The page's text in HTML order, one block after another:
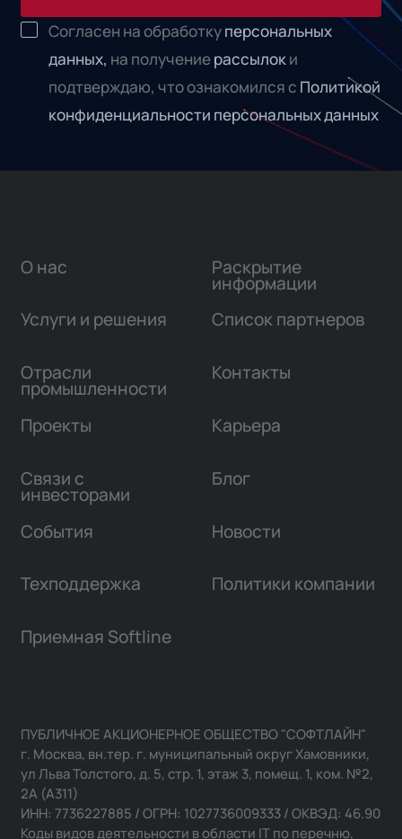
Согласен на обработкуперсональных
данных, на получениерассылоки
подтверждаю, что ознакомился с Политикой
конфиденциальности персональных данных
О нас
Услуги и решения
Отрасли
промышленности
Проекты
Связи с
инвесторами
Раскрытие
информации
Список партнеров
Контакты
Карьера
Блог
События Новости
Техподдержка Политики компании
Приемная Softline
ПУБЛИЧНОЕ АКЦИОНЕРНОЕ ОБЩЕСТВО "СОФТЛАЙН"
г. Москва, вн.тер. г. муниципальный округ Хамовники,
ул Льва Толстого, д. 5, стр. 1, этаж 3, помещ. 1, ком. №2,
2А (А311)
ИНН: 7736227885 / ОГРН: 1027736009333 / ОКВЭД: 46.90
Коды видов деятельности в области IT по перечню,